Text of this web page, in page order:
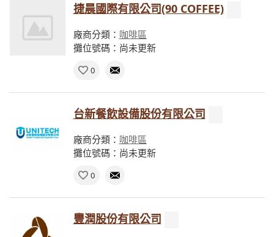
捷晨國際有限公司(90 COFFEE)
廠商分類： 咖啡區
攤位號碼：尚未更新
0
台新餐飲設備股份有限公司
廠商分類： 咖啡區
攤位號碼：尚未更新
0
豐潤股份有限公司